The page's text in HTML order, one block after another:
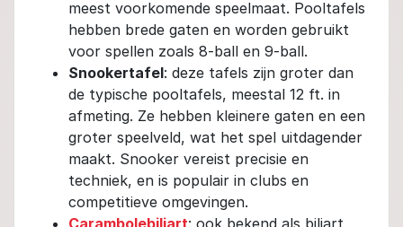
meest voorkomende speelmaat. Pooltafels
hebben brede gaten en worden gebruikt
voor spellen zoals 8-ball en 9-ball.
Snookertafel: deze tafels zijn groter dan
de typische pooltafels, meestal 12 ft. in
afmeting. Ze hebben kleinere gaten en een
groter speelveld, wat het spel uitdagender
maakt. Snooker vereist precisie en
techniek, en is populair in clubs en
competitieve omgevingen.
Carambolebiljart: ook bekend als biljart